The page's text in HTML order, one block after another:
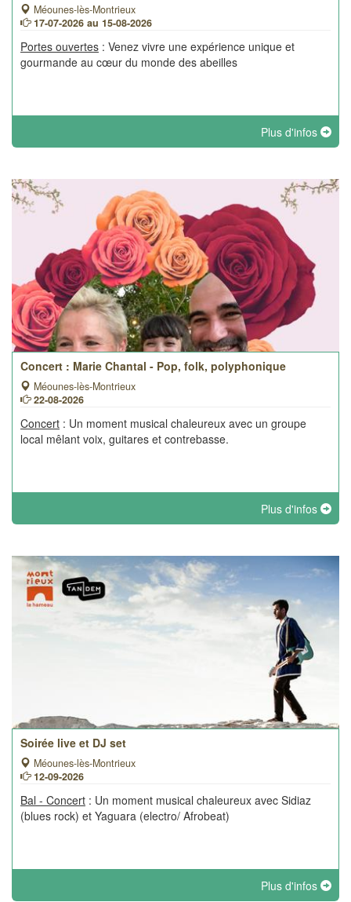
Méounes-lès-Montrieux
17-07-2026 au 15-08-2026
Portes ouvertes : Venez vivre une expérience unique et
gourmande au cœur du monde des abeilles
Plus d'infos
Concert : Marie Chantal - Pop, folk, polyphonique
Méounes-lès-Montrieux
22-08-2026
Concert : Un moment musical chaleureux avec un groupe
local mêlant voix, guitares et contrebasse.
Plus d'infos
Soirée live et DJ set
Méounes-lès-Montrieux
12-09-2026
Bal - Concert : Un moment musical chaleureux avec Sidiaz
(blues rock) et Yaguara (electro/ Afrobeat)
Plus d'infos